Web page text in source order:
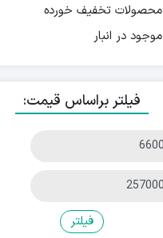
محصولات تخفیف خورده
موجود در انبار
فیلتر براساس قیمت:
فیلتر